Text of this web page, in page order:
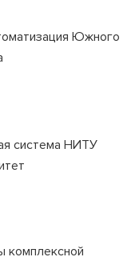
Южного
система НИТУ
комплексной